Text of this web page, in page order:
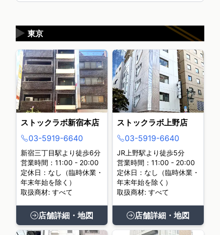
東京
▶
ストックラボ新宿本店
03-5919-6640
新宿三丁目駅より徒歩6分
営業時間：11:00 - 20:00
定休日：なし（臨時休業・
年末年始を除く）
取扱商材: すべて
店舗詳細・地図
ストックラボ上野店
03-5919-6640
JR上野駅より徒歩5分
営業時間：11:00 - 20:00
定休日：なし（臨時休業・
年末年始を除く）
取扱商材: すべて
店舗詳細・地図